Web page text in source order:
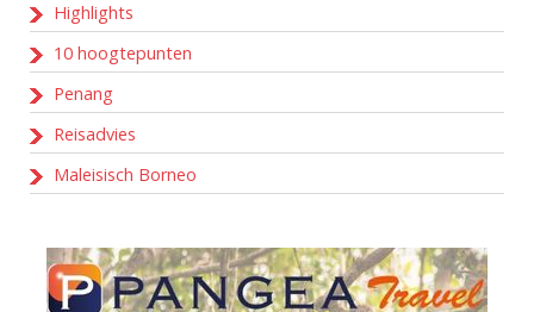
Highlights
10 hoogtepunten
Penang
Reisadvies
Maleisisch Borneo